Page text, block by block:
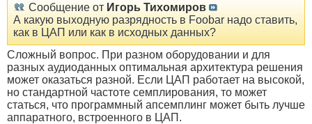
Сообщение от Игорь Тихомиров
А какую выходную разрядность в Foobar надо ставить,
как в ЦАП или как в исходных данных?
Сложный вопрос. При разном оборудовании и для
разных аудиоданных оптимальная архитектура решения
может оказаться разной. Если ЦАП работает на высокой,
но стандартной частоте семплирования, то может
статься, что программный апсемплинг может быть лучше
аппаратного, встроенного в ЦАП.